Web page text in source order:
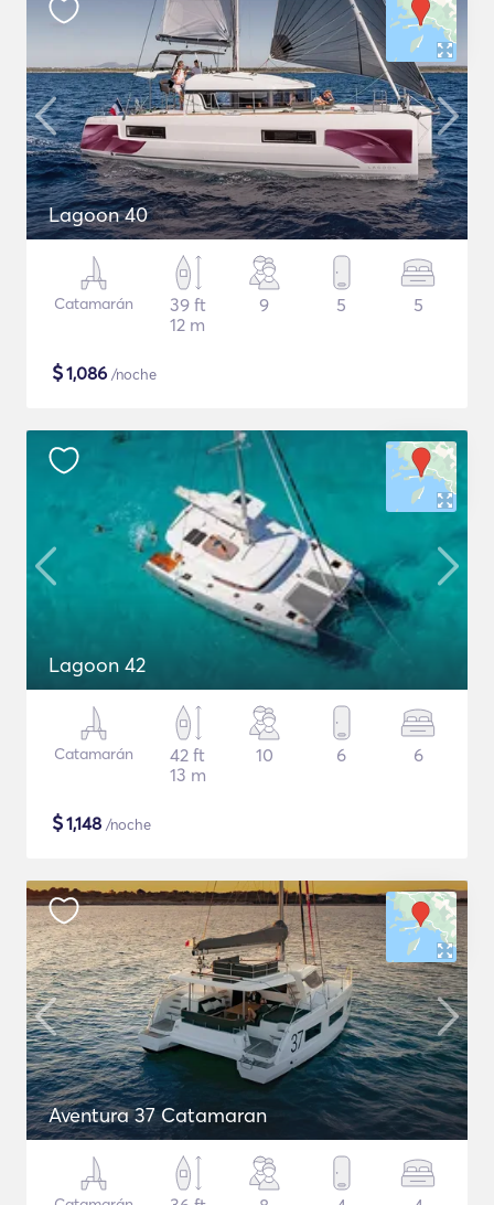
Lagoon 40
Catamarán
39 ft
12 m
9 5 5
$1,086 /noche
Lagoon 42
Catamarán
42 ft
13 m
10 6 6
$1,148 /noche
Aventura 37 Catamaran